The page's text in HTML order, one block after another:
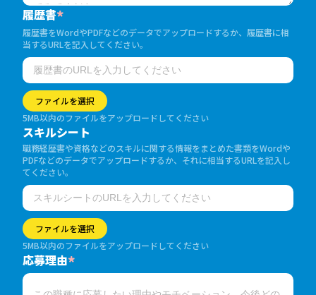
履歴書*
履歴書をWordやPDFなどのデータでアップロードするか、履歴書に相
当するURLを記入してください。
ファイルを選択
5MB以内のファイルをアップロードしてください
スキルシート
職務経歴書や資格などのスキルに関する情報をまとめた書類をWordや
PDFなどのデータでアップロードするか、それに相当するURLを記入し
てください。
ファイルを選択
5MB以内のファイルをアップロードしてください
応募理由*